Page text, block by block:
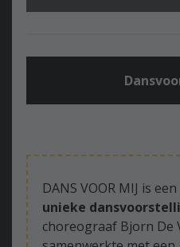
DANS VOOR MIJ is een
unieke
choreograaf Bjorn De